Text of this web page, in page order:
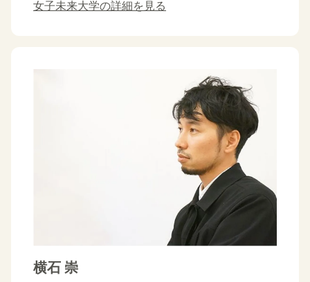
女子未来大学の詳細を見る
横石 崇